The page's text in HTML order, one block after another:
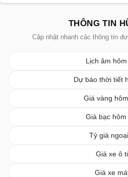
THÔNG TIN
Cập nhật nhanh các thông tin
Lịch âm
Dự báo thời tiết
Giá vàng
Giá bạc hôm
Tỷ giá
Giá xe ô
Giá xe